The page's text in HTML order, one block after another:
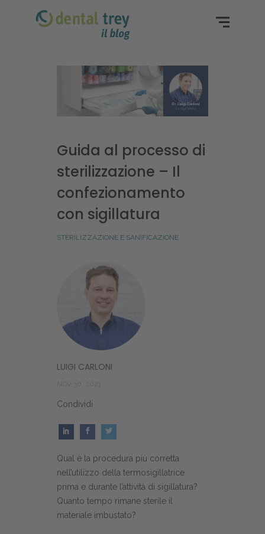
Guida al processo di
sterilizzazione – Il
confezionamento
con sigillatura
STERILIZZAZIONE E SANIFICAZIONE
LUIGI CARLONI
Condividi
Qual è la procedura più corretta
nell’utilizzo della termosigillatrice
prima e durante l’attività di sigillatura?
Quanto tempo rimane sterile il
materiale imbustato?